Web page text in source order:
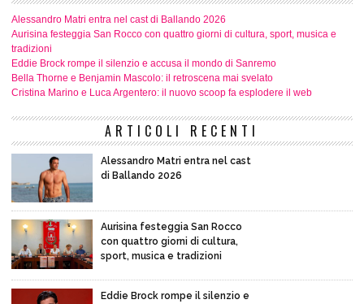
Alessandro Matri entra nel cast di Ballando 2026
Aurisina festeggia San Rocco con quattro giorni di cultura, sport, musica e
tradizioni
Eddie Brock rompe il silenzio e accusa il mondo di Sanremo
Bella Thorne e Benjamin Mascolo: il retroscena mai svelato
Cristina Marino e Luca Argentero: il nuovo scoop fa esplodere il web
ARTICOLI RECENTI
Alessandro Matri entra nel cast
di Ballando 2026
Aurisina festeggia San Rocco
con quattro giorni di cultura,
sport, musica e tradizioni
Eddie Brock rompe il silenzio e